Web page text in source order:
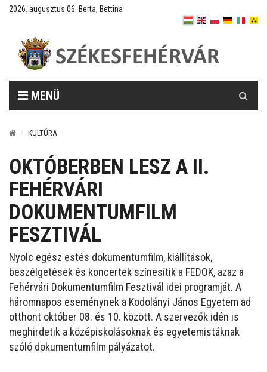
2026. augusztus 06. Berta, Bettina
MENÜ
KULTÚRA
OKTÓBERBEN LESZ A II.
FEHÉRVÁRI
DOKUMENTUMFILM
FESZTIVÁL
Nyolc egész estés dokumentumfilm, kiállítások,
beszélgetések és koncertek színesítik a FEDOK, azaz a
Fehérvári Dokumentumfilm Fesztivál idei programját. A
háromnapos eseménynek a Kodolányi János Egyetem ad
otthont október 08. és 10. között. A szervezők idén is
meghirdetik a középiskolásoknak és egyetemistáknak
szóló dokumentumfilm pályázatot.